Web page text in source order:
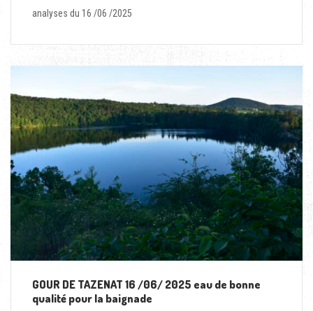
analyses du 16 /06 /2025
GOUR DE TAZENAT 16 /06/ 2025 eau de bonne
qualité pour la baignade